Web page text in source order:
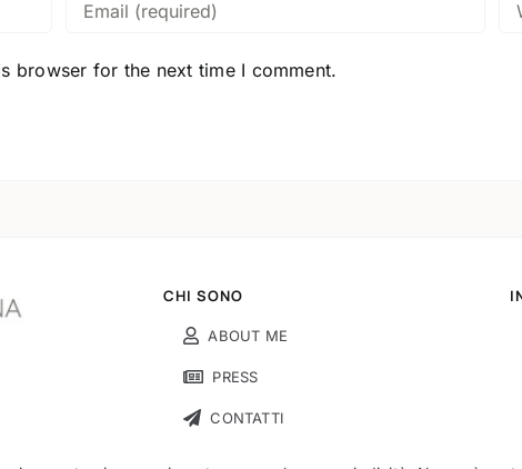
browser for the next time I comment.
CHI SONO
ABOUT ME
PRESS
CONTATTI